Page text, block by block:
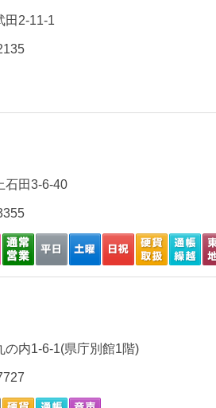
田2-11-1
石田3-6-40
内1-6-1(県庁別館1階)